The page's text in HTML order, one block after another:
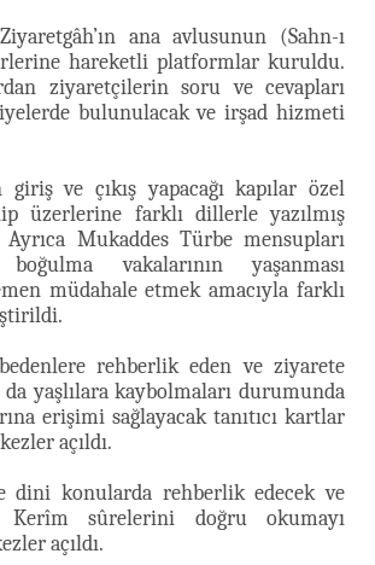
ana avlusunun (Sahn-ı
hareketli platformlar kuruldu.
ziyaretçilerin soru ve cevapları
bulunulacak ve irşad hizmeti
ve çıkış yapacağı kapılar özel
üzerlerine farklı dillerle yazılmış
Ayrıca Mukaddes Türbe mensupları
vakalarının yaşanması
müdahale etmek amacıyla farklı
rehberlik eden ve ziyarete
yaşlılara kaybolmaları durumunda
erişimi sağlayacak tanıtıcı kartlar
açıldı.
dini konularda rehberlik edecek ve
Kerîm sûrelerini doğru okumayı
açıldı.